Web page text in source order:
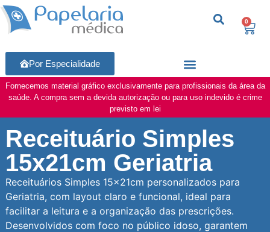
0
Por Especialidade
Fornecemos material gráfico exclusivamente para profissionais da área da
saúde. A compra sem a devida autorização ou para uso indevido é crime
previsto em lei
Receituário Simples
15x21cm Geriatria
Receituários Simples 15x21cm personalizados para
Geriatria, com layout claro e funcional, ideal para
facilitar a leitura e a organização das prescrições.
Desenvolvidos com foco no público idoso, garantem